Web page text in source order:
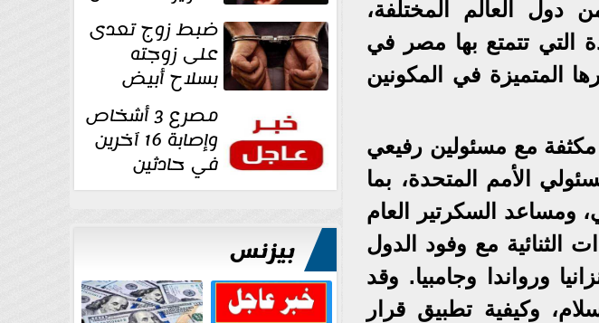
دول العالم المختلفة،
التي تتمتع بها مصر في
المتميزة في المكونين
مع مسئولين رفيعي
الأمم المتحدة، بما
ومساعد السكرتير العام
الثنائية مع وفود الدول
ورواندا وجامبيا. وقد
وكيفية تطبيق قرار
غرفة تغيير
الملابس بمحل في...ضبط زوج تعدى
على زوجته
بسلاح أبيض
وأصابها بجرح
قطعي في الوجه... مصرع 3 أشخاص
وإصابة 16 آخرين
في حادثين
بالشرقية اليوم
بيزنس